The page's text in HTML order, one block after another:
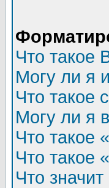
Что такое
Могу ли я
Что такое
Могу ли я
Что такое
Что такое
Что